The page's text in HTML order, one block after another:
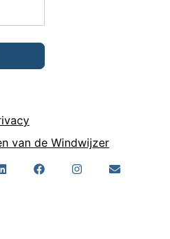
van de Windwijzer